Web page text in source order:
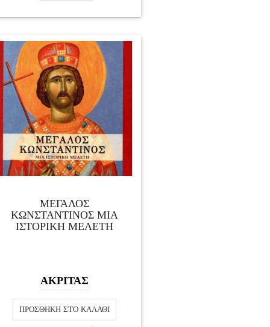
ΜΕΓΑΛΟΣ
ΚΩΝΣΤΑΝΤΙΝΟΣ ΜΙΑ
ΙΣΤΟΡΙΚΗ ΜΕΛΕΤΗ
ΑΚΡΙΤΑΣ
ΠΡΟΣΘΉΚΗ ΣΤΟ ΚΑΛΆΘΙ